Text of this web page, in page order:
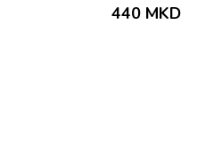
440 MKD